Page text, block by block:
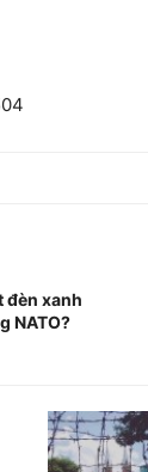
đèn xanh
NATO?